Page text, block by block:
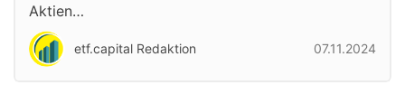
Aktien…
etf.capital Redaktion 07.11.2024